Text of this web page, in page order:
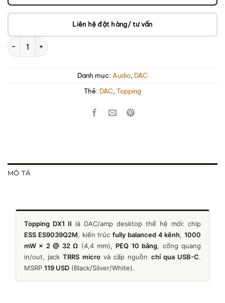
Liên hệ đặt hàng/ tư vấn
Topping DX1 II số lượng
Danh mục: Audio DAC
Thẻ: DAC Topping
MÔ TẢ
Topping DX1 II là DAC/amp desktop thế hệ mới: chip
ESS ES9039Q2M, kiến trúc fully balanced 4 kênh, 1000
mW × 2 @ 32 Ω (4,4 mm), PEQ 10 băng, cổng quang
in/out, jackTRRS microvà cấp nguồn chỉ qua USB-C.
MSRP 119 USD (Black/Silver/White).